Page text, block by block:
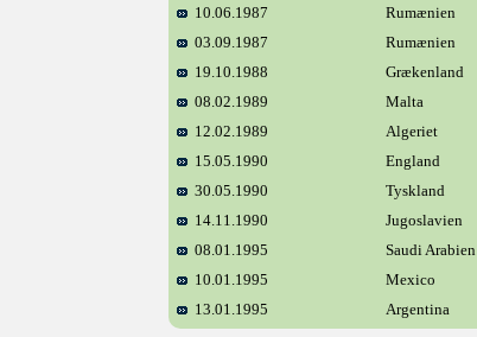
10.06.1987 Rumænien
03.09.1987
Rumænien
19.10.1988
Grækenland
08.02.1989
Malta
12.02.1989
Algeriet
15.05.1990
England
30.05.1990
Tyskland
14.11.1990
Jugoslavien
08.01.1995
Saudi Arabien
10.01.1995
Mexico
13.01.1995
Argentina